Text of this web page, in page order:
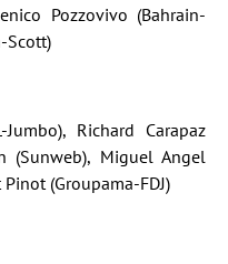
Pozzovivo (Bahrain-
Scott)
Richard Carapaz
(Sunweb), Miguel Angel
(Groupama-FDJ)